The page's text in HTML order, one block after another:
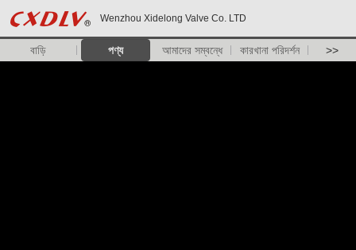
Wenzhou Xidelong Valve Co. LTD
বাড়ি পণ্য আমাদের সম্বন্ধে কারখানা পরিদর্শন >>